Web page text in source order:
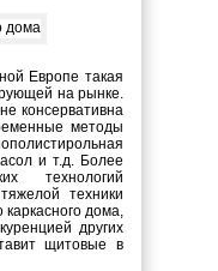
Европе такая
на рынке.
консервативна
методы
и т.д. Более
технологий
техники
каркасного дома,
других
щитовые в